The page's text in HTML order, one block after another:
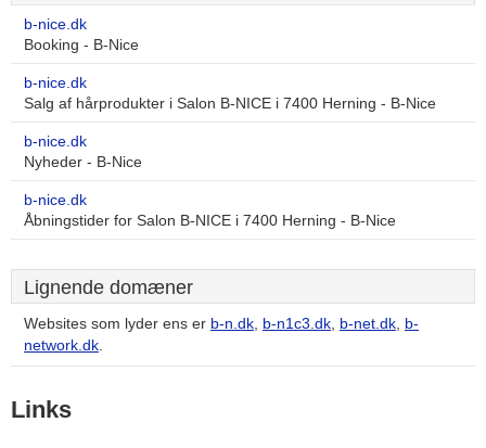
b-nice.dk
Booking - B-Nice
b-nice.dk
Salg af hårprodukter i Salon B-NICE i 7400 Herning - B-Nice
b-nice.dk
Nyheder - B-Nice
b-nice.dk
Åbningstider for Salon B-NICE i 7400 Herning - B-Nice
Lignende domæner
Websites som lyder ens er b-n.dk, b-n1c3.dk, b-net.dk, b-
network.dk.
Links